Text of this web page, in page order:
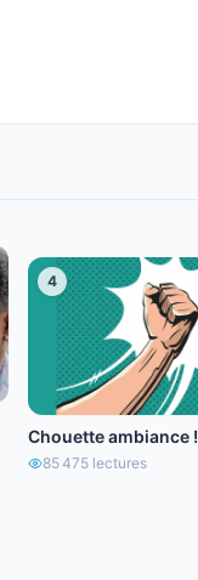
4
Chouette ambiance !
85 475 lectures